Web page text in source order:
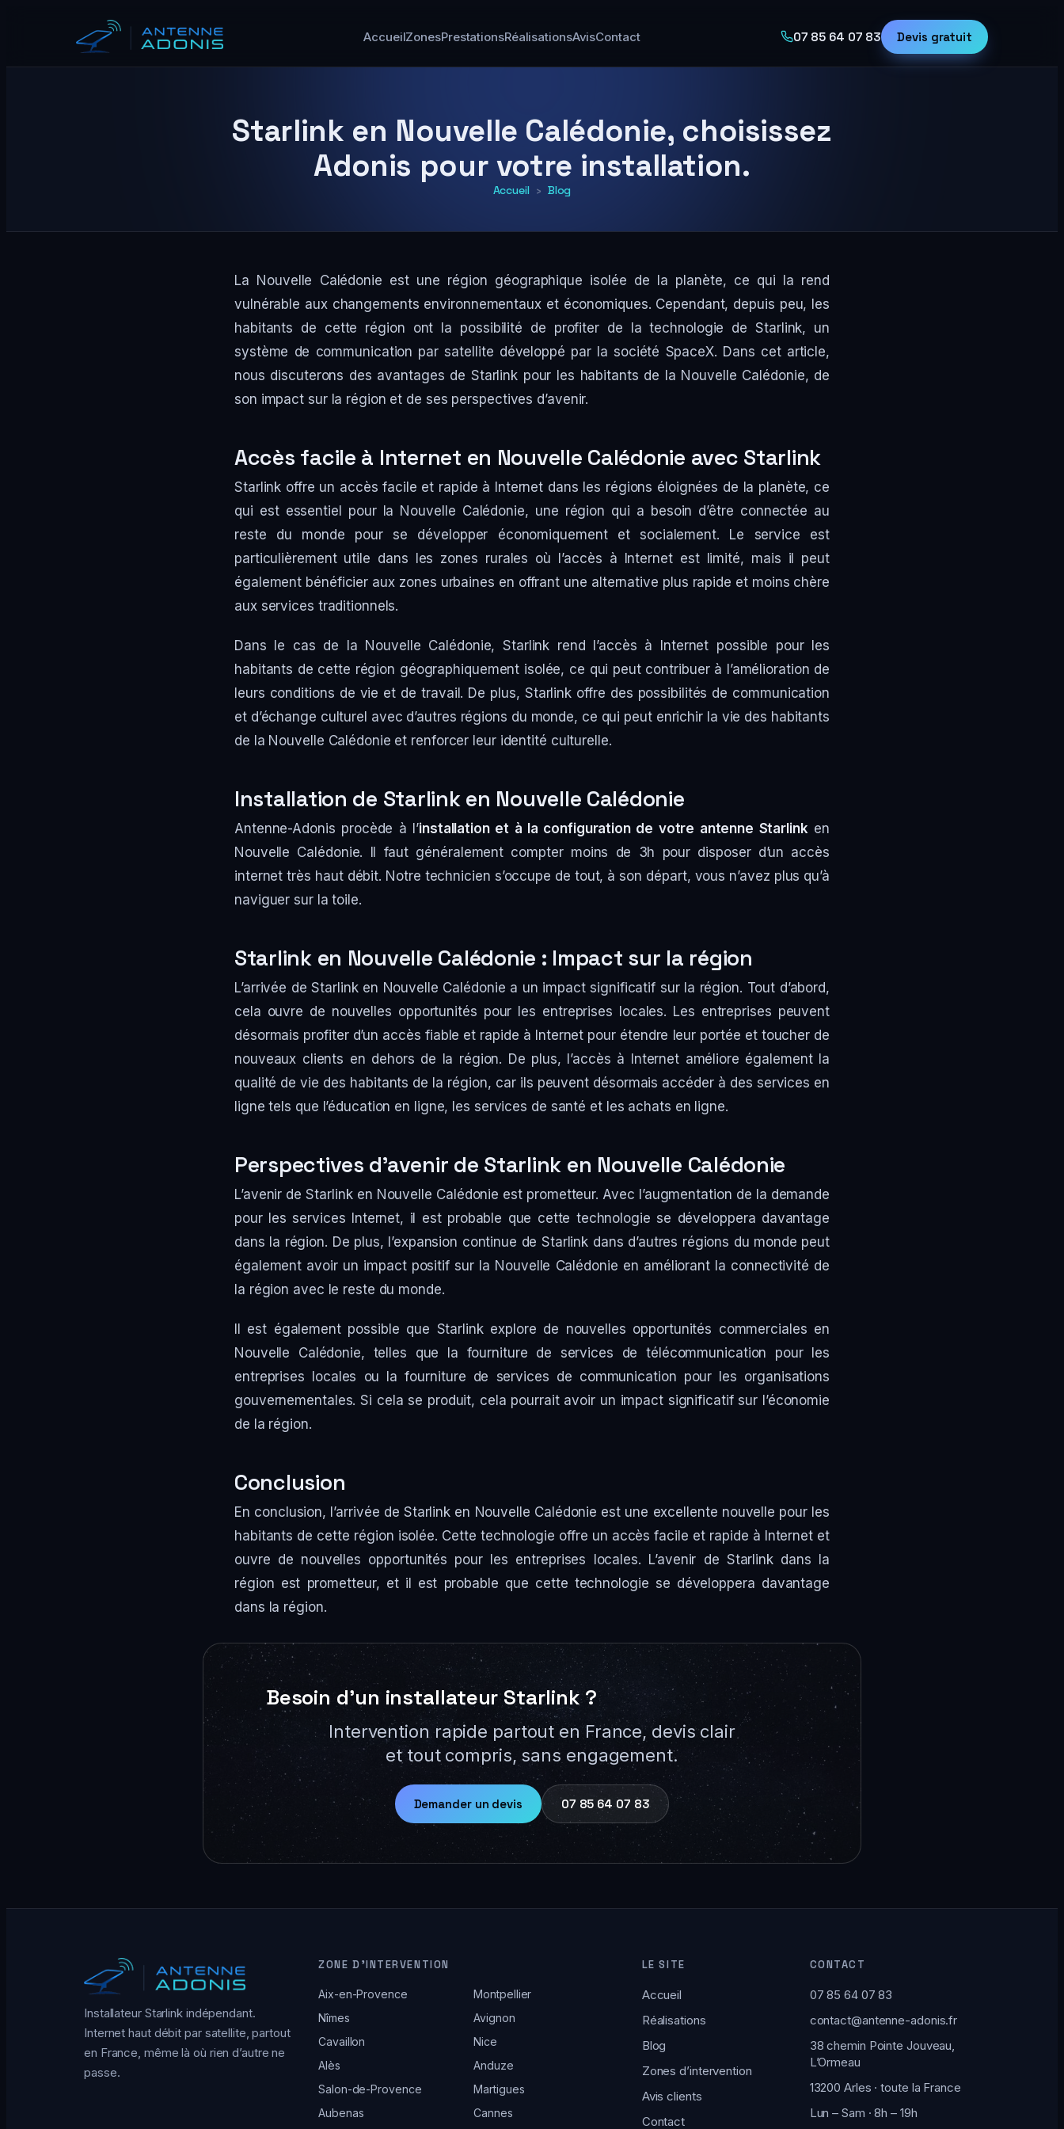
AccueilZonesPrestationsRéalisationsAvisContact 07 85 64 07 83 Devis gratuit
Starlink en Nouvelle Calédonie, choisissez
Adonis pour votre installation.
Accueil › Blog
La Nouvelle Calédonie est une région géographique isolée de la planète, ce qui la rend
vulnérable aux changements environnementaux et économiques. Cependant, depuis peu, les
habitants de cette région ont la possibilité de profiter de la technologie de Starlink, un
système de communication par satellite développé par la société SpaceX. Dans cet article,
nous discuterons des avantages de Starlink pour les habitants de la Nouvelle Calédonie, de
son impact sur la région et de ses perspectives d’avenir.
Accès facile à Internet en Nouvelle Calédonie avec Starlink
Starlink offre un accès facile et rapide à Internet dans les régions éloignées de la planète, ce
qui est essentiel pour la Nouvelle Calédonie, une région qui a besoin d’être connectée au
reste du monde pour se développer économiquement et socialement. Le service est
particulièrement utile dans les zones rurales où l’accès à Internet est limité, mais il peut
également bénéficier aux zones urbaines en offrant une alternative plus rapide et moins chère
aux services traditionnels.
Dans le cas de la Nouvelle Calédonie, Starlink rend l’accès à Internet possible pour les
habitants de cette région géographiquement isolée, ce qui peut contribuer à l’amélioration de
leurs conditions de vie et de travail. De plus, Starlink offre des possibilités de communication
et d’échange culturel avec d’autres régions du monde, ce qui peut enrichir la vie des habitants
de la Nouvelle Calédonie et renforcer leur identité culturelle.
Installation de Starlink en Nouvelle Calédonie
Antenne-Adonis procède à l’installation et à la configuration de votre antenne Starlinken
Nouvelle Calédonie. Il faut généralement compter moins de 3h pour disposer d’un accès
internet très haut débit. Notre technicien s’occupe de tout, à son départ, vous n’avez plus qu’à
naviguer sur la toile.
Starlink en Nouvelle Calédonie : Impact sur la région
L’arrivée de Starlink en Nouvelle Calédonie a un impact significatif sur la région. Tout d’abord,
cela ouvre de nouvelles opportunités pour les entreprises locales. Les entreprises peuvent
désormais profiter d’un accès fiable et rapide à Internet pour étendre leur portée et toucher de
nouveaux clients en dehors de la région. De plus, l’accès à Internet améliore également la
qualité de vie des habitants de la région, car ils peuvent désormais accéder à des services en
ligne tels que l’éducation en ligne, les services de santé et les achats en ligne.
Perspectives d’avenir de Starlink en Nouvelle Calédonie
L’avenir de Starlink en Nouvelle Calédonie est prometteur. Avec l’augmentation de la demande
pour les services Internet, il est probable que cette technologie se développera davantage
dans la région. De plus, l’expansion continue de Starlink dans d’autres régions du monde peut
également avoir un impact positif sur la Nouvelle Calédonie en améliorant la connectivité de
la région avec le reste du monde.
Il est également possible que Starlink explore de nouvelles opportunités commerciales en
Nouvelle Calédonie, telles que la fourniture de services de télécommunication pour les
entreprises locales ou la fourniture de services de communication pour les organisations
gouvernementales. Si cela se produit, cela pourrait avoir un impact significatif sur l’économie
de la région.
Conclusion
En conclusion, l’arrivée de Starlink en Nouvelle Calédonie est une excellente nouvelle pour les
habitants de cette région isolée. Cette technologie offre un accès facile et rapide à Internet et
ouvre de nouvelles opportunités pour les entreprises locales. L’avenir de Starlink dans la
région est prometteur, et il est probable que cette technologie se développera davantage
dans la région.
Besoin d’un installateur Starlink ?
Intervention rapide partout en France, devis clair
et tout compris, sans engagement.
Demander un devis 07 85 64 07 83
Installateur Starlink indépendant.
Internet haut débit par satellite, partout
en France, même là où rien d’autre ne
passe.
ZONE D’INTERVENTION
Aix-en-Provence
Montpellier
Nîmes
Avignon
Cavaillon
Nice
Alès
Anduze
Salon-de-Provence
Martigues
Aubenas
Cannes
LE SITE
Accueil
Réalisations
Blog
Zones d’intervention
Avis clients
Contact
CONTACT
07 85 64 07 83
contact@antenne-adonis.fr
38 chemin Pointe Jouveau,
L’Ormeau
13200 Arles · toute la France
Lun – Sam · 8h – 19h